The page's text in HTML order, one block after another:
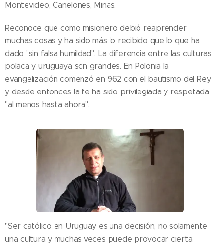
Montevideo, Canelones, Minas.
Reconoce que como misionero debió reaprender
muchas cosas y ha sido más lo recibido que lo que ha
dado "sin falsa humildad". La diferencia entre las culturas
polaca y uruguaya son grandes. En Polonia la
evangelización comenzó en 962 con el bautismo del Rey
y desde entonces la fe ha sido privilegiada y respetada
"al menos hasta ahora".
"Ser católico en Uruguay es una decisión, no solamente
una cultura y muchas veces puede provocar cierta